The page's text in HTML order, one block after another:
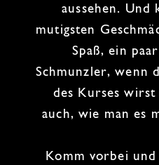
aussehen. Und
mutigsten
Spaß, ein
Schmunzler, wenn
des Kurses wirst
auch, wie man es
Komm vorbei und